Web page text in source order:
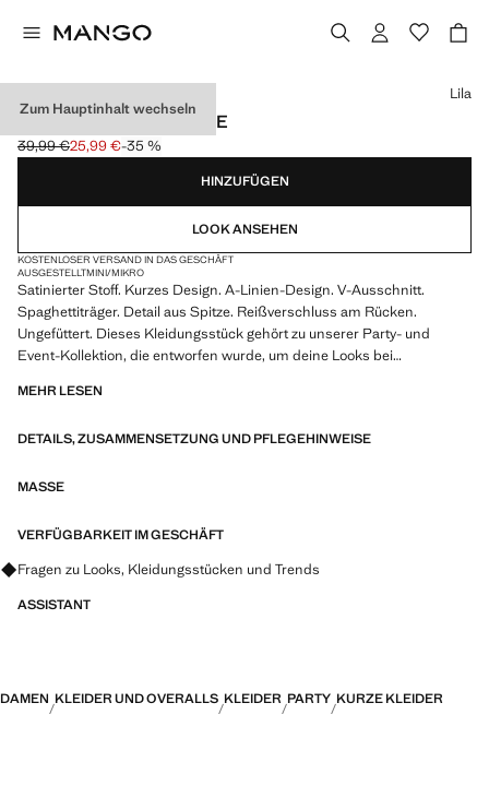
Zum Hauptinhalt wechseln
SATIN-KLEID MIT SPITZE
Ausgangspreis durchgestrichen [39,99 € ]
39,99 €
Aktueller Preis [25,99 € ]
25,99 €-35 %
Wählen Sie eine Farbe
Lila
HINZUFÜGEN
LOOK ANSEHEN
KOSTENLOSER VERSAND IN DAS GESCHÄFT
AUSGESTELLTMINI/MIKRO
Satinierter Stoff. Kurzes Design. A-Linien-Design. V-Ausschnitt.
Spaghettiträger. Detail aus Spitze. Reißverschluss am Rücken.
Ungefüttert. Dieses Kleidungsstück gehört zu unserer Party- und
Event-Kollektion, die entworfen wurde, um deine Looks bei
MEHR LESEN
DETAILS, ZUSAMMENSETZUNG UND PFLEGEHINWEISE
MASSE
VERFÜGBARKEIT IM GESCHÄFT
Fragen zu Looks, Kleidungsstücken und Trends
ASSISTANT
DAMEN KLEIDER UND OVERALLS KLEIDER PARTY KURZE KLEIDER